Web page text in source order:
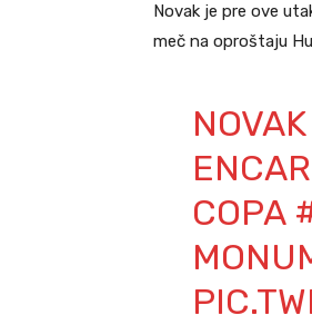
Novak je pre ove
meč na oproštaju
COPA